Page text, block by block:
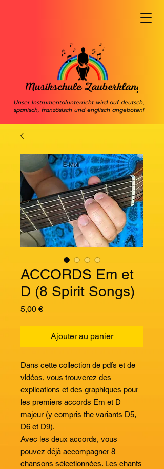
Unser Instrumentalunterricht wird auf deutsch,
spanisch, französisch und englisch angeboten!
ACCORDS Em et
D (8 Spirit Songs)
5,00 €Prix
Ajouter au panier
Dans cette collection de pdfs et de
vidéos, vous trouverez des
explications et des graphiques pour
les premiers accords Em et D
majeur (y compris the variants D5,
D6 et D9).
Avec les deux accords, vous
pouvez déjà accompagner 8
chansons sélectionnées. Les chants